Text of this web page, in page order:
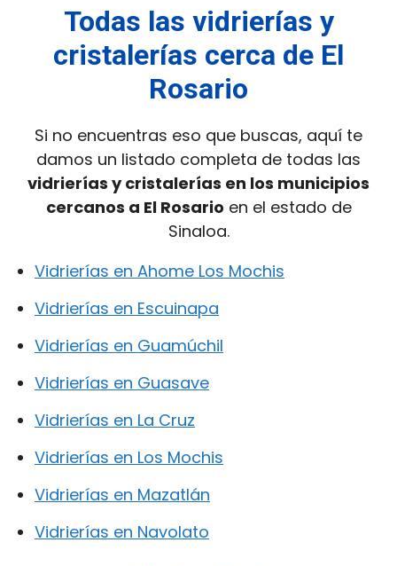
Todas las vidrierías y
cristalerías cerca de El
Rosario
Si no encuentras eso que buscas, aquí te
damos un listado completa de todas las
vidrierías y cristalerías en los municipios
cercanos a El Rosario en el estado de
Sinaloa.
Vidrierías en Ahome Los Mochis
Vidrierías en Escuinapa
Vidrierías en Guamúchil
Vidrierías en Guasave
Vidrierías en La Cruz
Vidrierías en Los Mochis
Vidrierías en Mazatlán
Vidrierías en Navolato